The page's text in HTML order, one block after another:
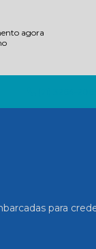
agora
para